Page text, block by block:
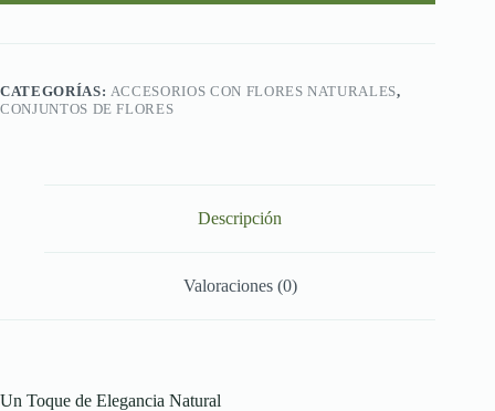
CATEGORÍAS: ACCESORIOS CON FLORES NATURALES,
CONJUNTOS DE FLORES
Descripción
Valoraciones (0)
Un Toque de Elegancia Natural